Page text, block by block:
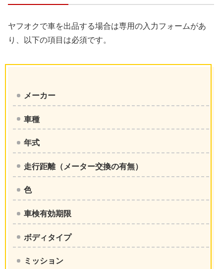
ヤフオクで車を出品する場合は専用の入力フォームがあ
り、以下の項目は必須です。
メーカー
車種
年式
走行距離（メーター交換の有無）
色
車検有効期限
ボディタイプ
ミッション